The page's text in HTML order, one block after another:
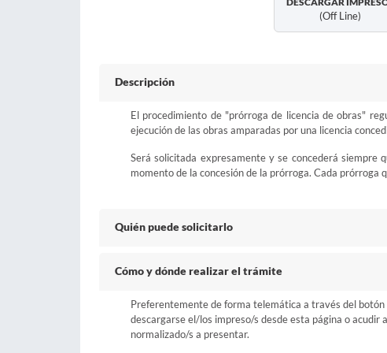
(off Line)
Descripción
El procedimiento de "prórroga de licencia de obras"
ejecución de las obras amparadas por una licencia
Será solicitada expresamente y se concederá siempre
momento de la concesión de la prórroga. Cada prórroga
Quién puede solicitarlo
Cómo y dónde realizar el trámite
Preferentemente de forma telemática a través del
descargarse el/los impreso/s desde esta página o
normalizado/s a presentar.